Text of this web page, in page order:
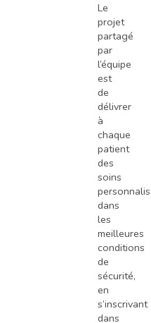
Le
projet
partagé
par
l’équipe
est
de
délivrer
à
chaque
patient
des
soins
dans
les
meilleures
conditions
de
sécurité,
en
s’inscrivant
dans